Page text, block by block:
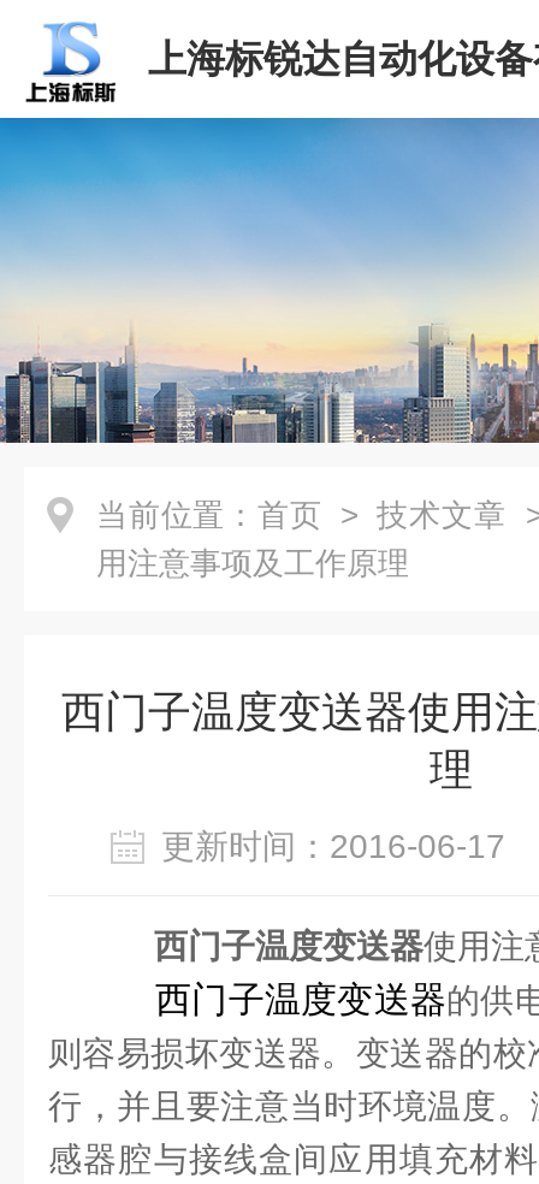
上海标锐达自动化设
司
当前位置： 首页 > 技术文章
用注意事项及工作原理
西门子温度变送器使用
理
更新时间：2016-06-
西门子温度变送器使用注
西门子温度变送器的供
则容易损坏变送器。变送器的
行，并且要注意当时环境温度
感器腔与接线盒间应用填充材